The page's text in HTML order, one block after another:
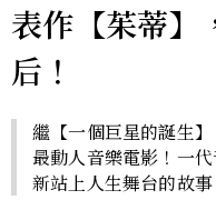
表作【茱蒂】
后！
繼【一個巨星的誕生
最動人音樂電影！一
新站上人生舞台的故事